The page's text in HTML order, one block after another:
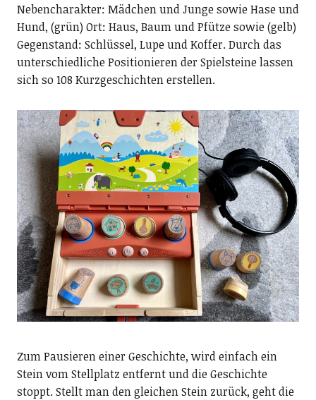
Nebencharakter: Mädchen und Junge sowie Hase und
Hund, (grün) Ort: Haus, Baum und Pfütze sowie (gelb)
Gegenstand: Schlüssel, Lupe und Koffer. Durch das
unterschiedliche Positionieren der Spielsteine lassen
sich so 108 Kurzgeschichten erstellen.
Zum Pausieren einer Geschichte, wird einfach ein
Stein vom Stellplatz entfernt und die Geschichte
stoppt. Stellt man den gleichen Stein zurück, geht die